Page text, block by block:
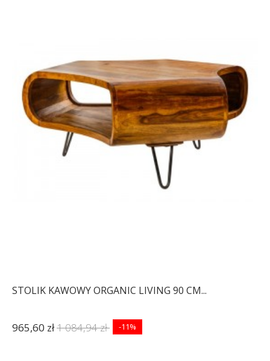
STOLIK KAWOWY ORGANIC LIVING 90 CM...
965,60 zł1 084,94 zł -11%